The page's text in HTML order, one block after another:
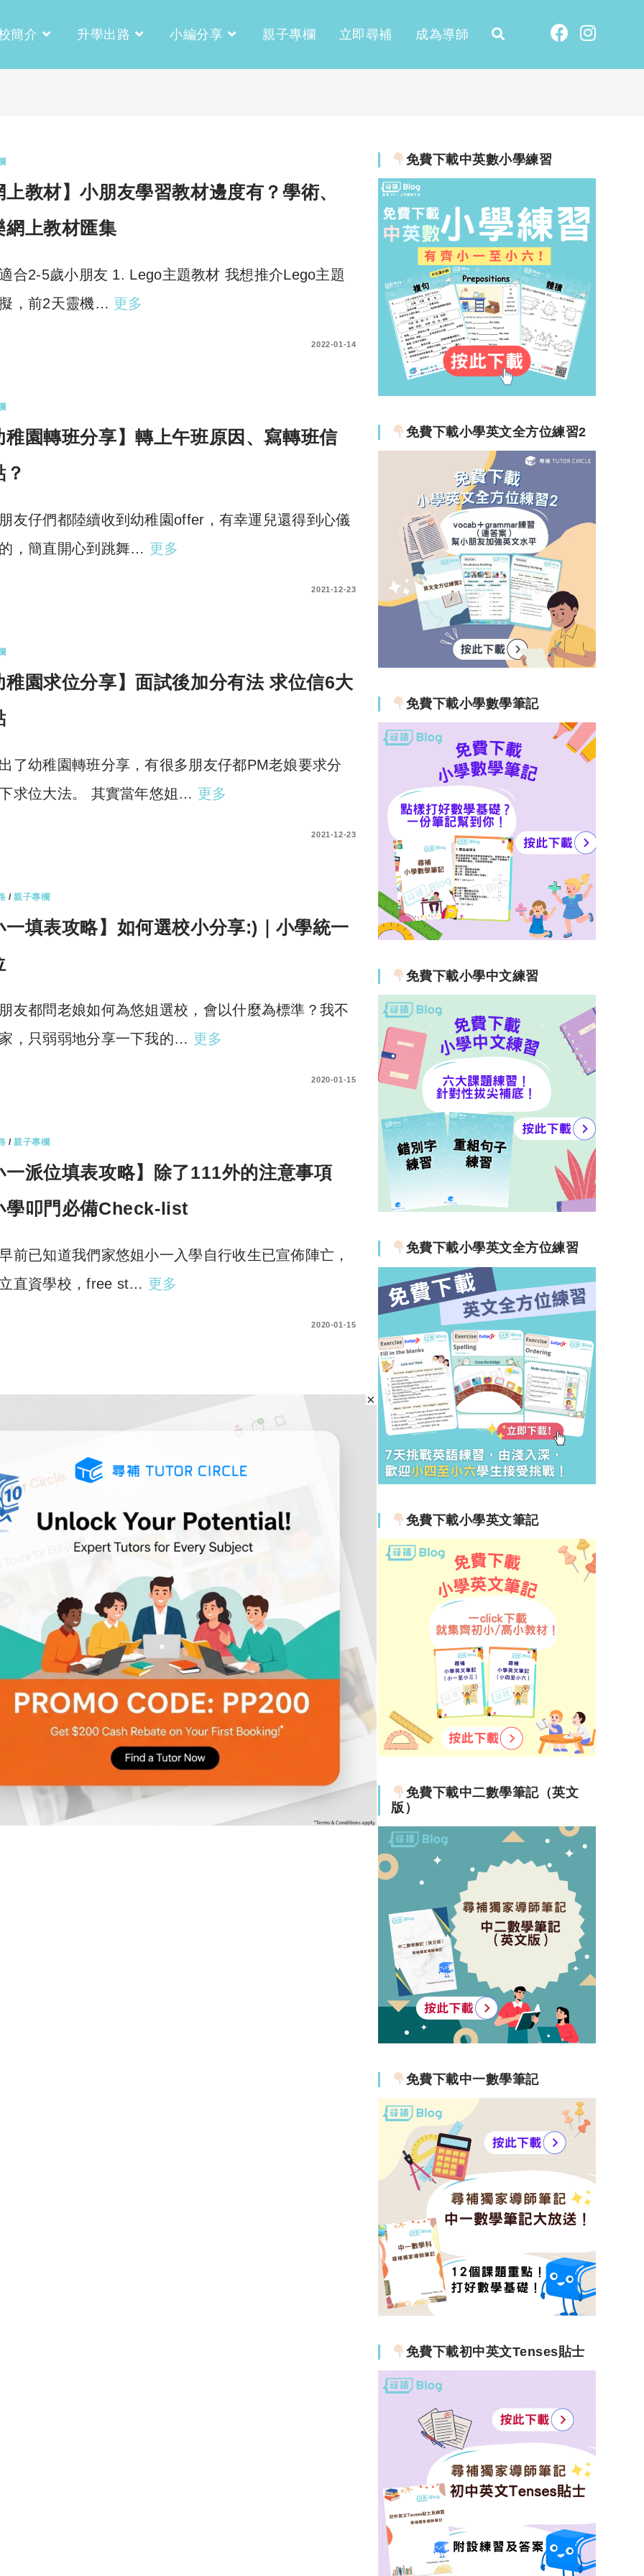
簡介 升學出路 小編分享 親子專欄 立即尋補 成為導師
上教材】小朋友學習教材邊度有？學術、
網上教材匯集
合2-5歲小朋友 1. Lego主題教材 我想推介Lego主題
，前2天靈機… 更多
2022-01-14
稚園轉班分享】轉上午班原因、寫轉班信
？
友仔們都陸續收到幼稚園offer，有幸運兒還得到心儀
，簡直開心到跳舞… 更多
2021-12-23
稚園求位分享】面試後加分有法 求位信6大
了幼稚園轉班分享，有很多朋友仔都PM老娘要求分
求位大法。 其實當年悠姐… 更多
2021-12-23
/親子專欄
一填表攻略】如何選校小分享:)｜小學統一
友都問老娘如何為悠姐選校，會以什麼為標準？我不
，只弱弱地分享一下我的… 更多
2020-01-15
/親子專欄
一派位填表攻略】除了111外的注意事項
學叩門必備Check-list
前已知道我們家悠姐小一入學自行收生已宣佈陣亡，
直資學校，free st… 更多
2020-01-15
免費下載中英數小學練習
免費下載小學英文全方位練習2
免費下載小學數學筆記
免費下載小學中文練習
免費下載小學英文全方位練習
免費下載小學英文筆記
免費下載中二數學筆記（英文
版）
免費下載中一數學筆記
免費下載初中英文Tenses貼士